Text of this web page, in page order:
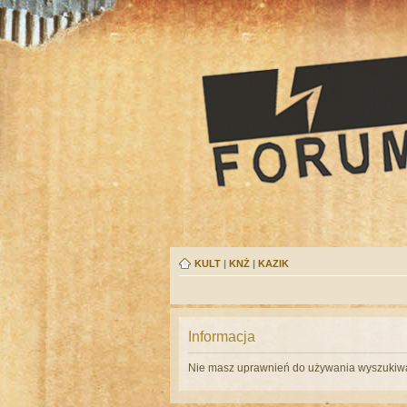
KULT | KNŻ | KAZIK
Informacja
Nie masz uprawnień do używania